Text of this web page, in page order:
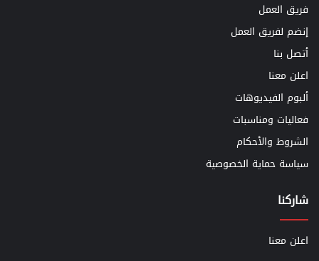
فريق العمل
إنضم لفريق العمل
أتصل بنا
اعلن معنا
ألبوم الفيديوهات
فعاليات ومناسبات
الشروط والأحكام
سياسة حماية الخصوصية
شاركنا
اعلن معنا